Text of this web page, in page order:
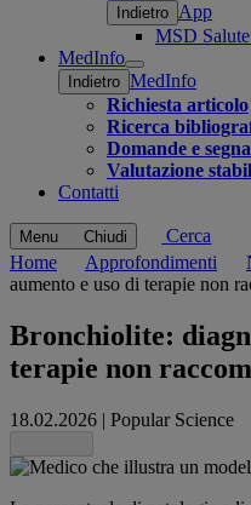
Indietro App
MSD
MedInfo
Open
submenu
Indietro MedInfo
Richiesta articolo
Ricerca
Domande e
Valutazione
Contatti
Menu Chiudi
Cerca
Home
Approfondimenti
aumento e uso di terapie non
Bronchiolite:
terapie non
18.02.2026 | Popular Science